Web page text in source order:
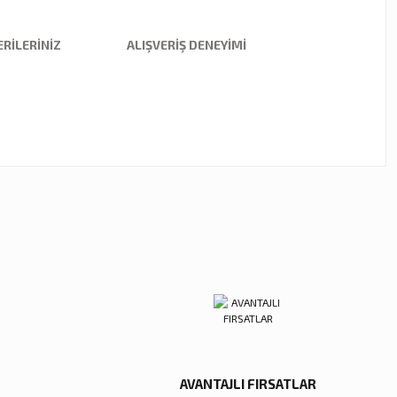
ALIŞVERIŞ DENEYIMI
AVANTAJLI FIRSATLAR